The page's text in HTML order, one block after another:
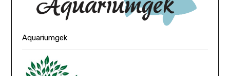
Aquariumgek